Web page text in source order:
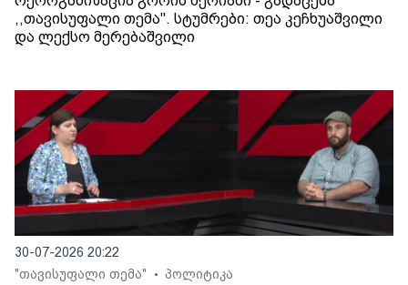
,,თავისუფალი თემა". სტუმრები: თეა კეჩხუაშვილი
და ლექსო მერებაშვილი
30-07-2026 20:22
"თავისუფალი თემა"
• პოლიტიკა